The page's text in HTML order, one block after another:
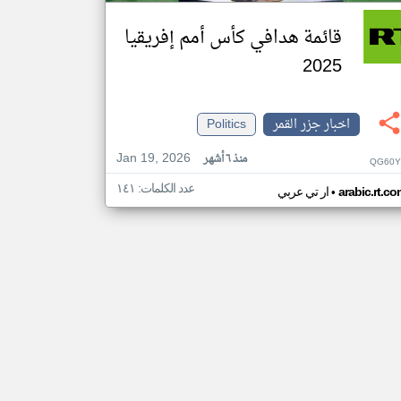
قائمة هدافي كأس أمم إفريقيا
2025
اخبار جزر القمر
Politics
Jan 19, 2026
منذ ٦ أشهر
ار تي عربي• عدد الكلمات: ١٤١